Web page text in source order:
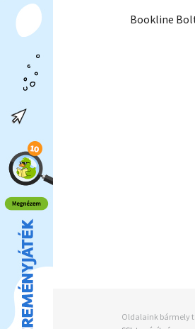
Bookline
Oldalaink bármely